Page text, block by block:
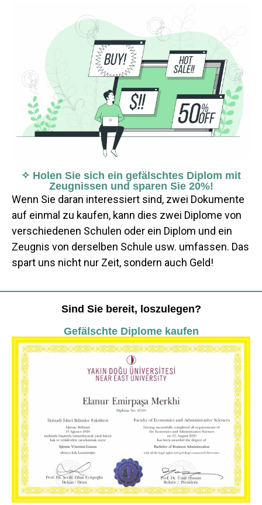
✧ Holen Sie sich ein gefälschtes Diplom mit
Zeugnissen und sparen Sie 20%!
Wenn Sie daran interessiert sind, zwei Dokumente
auf einmal zu kaufen, kann dies zwei Diplome von
verschiedenen Schulen oder ein Diplom und ein
Zeugnis von derselben Schule usw. umfassen. Das
spart uns nicht nur Zeit, sondern auch Geld!
Sind Sie bereit, loszulegen?
Gefälschte Diplome kaufen